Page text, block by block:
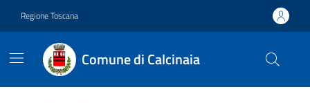
Regione Toscana
Comune di Calcinaia